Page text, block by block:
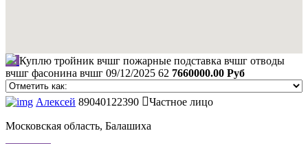
Куплю тройник вчшг пожарные подставка вчшг отводы
вчшг фасонина вчшг 09/12/2025 62 7660000.00 Руб
Алексей 89040122390 Частное лицо
Московская область, Балашиха